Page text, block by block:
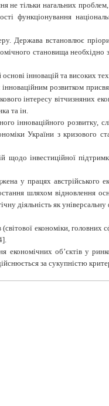
не тільки нагальних
функціонування
Держава встановлює
становища
інновацій та високих
розвитком
інтересу вітчизняних
та ін.
інноваційного розвитку,
України з кризового
інвестиційної
у працях
шляхом відновлення
діяльність як
еко­номіки, головних
об’єктів у
за сукупністю